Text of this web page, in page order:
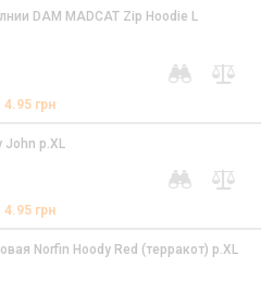
DAM MADCAT Zip Hoodie L
4.95 грн
John р.XL
4.95 грн
Norfin Hoody Red (терракот) р.XL